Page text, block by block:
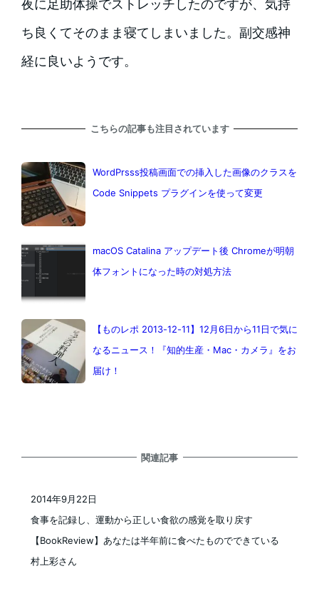
夜に足助体操でストレッチしたのですが、気持
ち良くてそのまま寝てしまいました。副交感神
経に良いようです。
こちらの記事も注目されています
WordPrsss投稿画面での挿入した画像のクラスを
Code Snippets プラグインを使って変更
macOS Catalina アップデート後 Chromeが明朝
体フォントになった時の対処方法
【ものレポ 2013-12-11】12月6日から11日で気に
なるニュース！『知的生産・Mac・カメラ』をお
届け！
関連記事
食事を記録し、運動から正しい食欲の感覚を取り戻す
【BookReview】あなたは半年前に食べたものでできている
村上彩さん
投稿日
2014年9月22日